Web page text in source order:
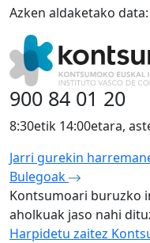
Azken aldaketako data:
900 84 01 20
8:30etik 14:00etara,
Jarri gurekin
Bulegoak
Kontsumoari buruzko
aholkuak jaso nahi
Harpidetu zaitez